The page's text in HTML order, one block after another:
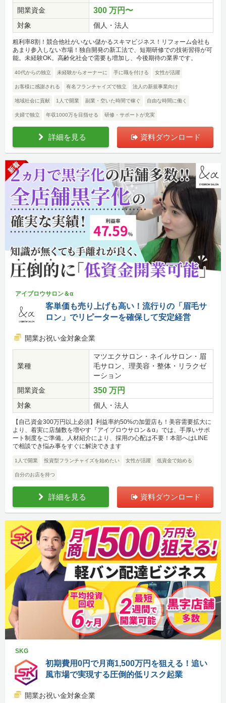
開業資金
300 万円〜
対象 個人・法人
粗利率8割！競合他社がいない儲かるスキマビジネス！リフォーム会社も
あまり参入しない市場！独自開発の新工法で、短期研修での技術習得が可
能。未経験OK。高齢化社会で需要も増加し、今後期待の業界です。
40代からの独立 未経験からオーナーに 手に職を付ける 女性が活躍
お客様に感謝される 有名フランチャイズで独立 法人の新規事業向け
地域社会に貢献 1人で開業 副業・空いた時間で稼ぐ 自由な時間に働く
夫婦で独立 年収1000万を目指せる 研修・サポートが充実
詳細を見る 資料ダウンロード
新着
アイブロウサロン＆α
客単価も売り上げも高い！流行りの「眉毛サ
ロン」でリピーターを確保して安定経営
開業お祝い金対象企業
業種
マツエクサロン・ネイルサロン・眉
毛サロン、理美容・整体・リラクゼ
ーション
開業資金
350 万円
対象 個人・法人
【自己資金300万円以上必須】利益率約50%の加盟店も！美容需要拡大に
より、着実に店舗数を増やす『アイブロウサロン＆α』では、手厚いサポ
ート制度をご準備。人材紹介により、採用の心配は不要！本部へはLINE
で相談でき悩み事をすぐに解決できます
1人で開業 投資型フランチャイズを始めたい 女性が活躍 低資金で始める
自分のお店を持つ
詳細を見る 資料ダウンロード
SKG
初期費用0円で月商1,500万円を狙える！追い
風市場で実現する圧倒的低リスク起業
開業お祝い金対象企業